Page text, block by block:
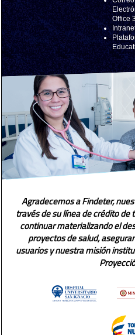
Office
Agradecemos a Findeter,
través de su línea de crédito
continuar materializando el
proyectos de salud,
usuarios y nuestra misión